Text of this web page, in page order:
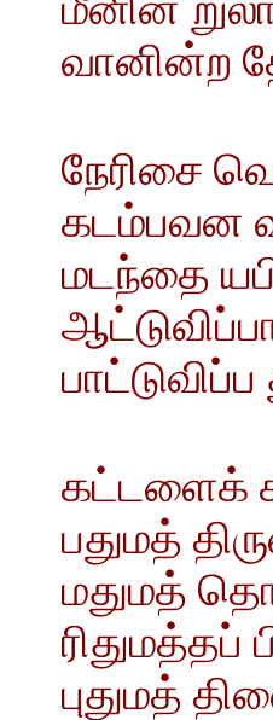
வானின்ற
நேரிசை
கடம்பவன
மடந்தை
கட்டளைக்
பதுமத்
மதுமத்
புதுமத்